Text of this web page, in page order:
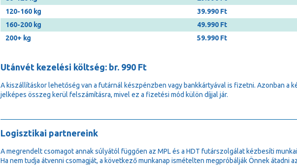
120-160 kg
39.990 Ft
160-200 kg
49.990 Ft
200+ kg
59.990 Ft
Utánvét kezelési költség: br. 990 Ft
A kiszállításkor lehetőség van a futárnál készpénzben vagy bankkártyával is fizetni. Azonban a
jelképes összeg kerül felszámításra, mivel ez a fizetési mód külön díjjal jár.
Logisztikai partnereink
A megrendelt csomagot annak súlyától függően az MPL és a HDT futárszolgálat kézbesíti
Ha nem tudja átvenni csomagját, a következő munkanap ismételten megpróbálják Önnek átadni